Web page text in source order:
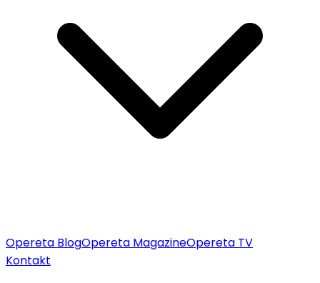
Opereta BlogOpereta MagazineOpereta TV
Kontakt